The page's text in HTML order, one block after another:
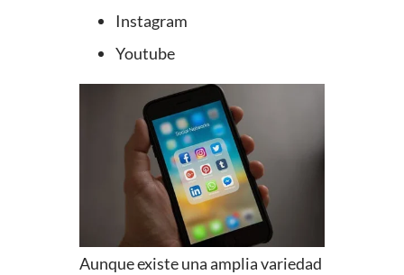
Instagram
Youtube
Aunque existe una amplia variedad